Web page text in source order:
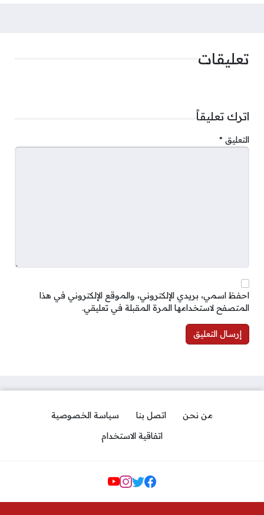
تعليقات
اترك تعليقاً
التعليق *
احفظ اسمي، بريدي الإلكتروني، والموقع الإلكتروني في هذا
المتصفح لاستخدامها المرة المقبلة في تعليقي.
من نحن اتصل بنا
سياسة الخصوصية
اتفاقية الاستخدام
مواقع التواصل